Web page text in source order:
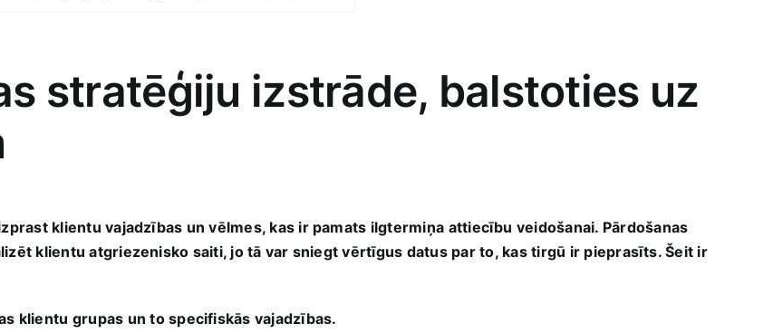
stratēģiju izstrāde, balstoties ‌uz
klientu vajadzības un vēlmes, kas ir pamats ilgtermiņa⁤ attiecību veidošanai. Pārdošanas
klientu atgriezenisko saiti, jo tā var sniegt vērtīgus ​datus par ⁣to, kas tirgū ir pieprasīts. Šeit ir
klientu ⁤grupas un to specifiskās vajadzības.